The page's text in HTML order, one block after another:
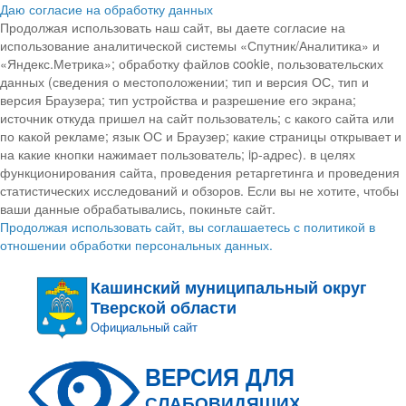
Даю согласие на обработку данных
Продолжая использовать наш сайт, вы даете согласие на
использование аналитической системы «Спутник/Аналитика» и
«Яндекс.Метрика»; обработку файлов cookie, пользовательских
данных (сведения о местоположении; тип и версия ОС, тип и
версия Браузера; тип устройства и разрешение его экрана;
источник откуда пришел на сайт пользователь; с какого сайта или
по какой рекламе; язык ОС и Браузер; какие страницы открывает и
на какие кнопки нажимает пользователь; ip-адрес). в целях
функционирования сайта, проведения ретаргетинга и проведения
статистических исследований и обзоров. Если вы не хотите, чтобы
ваши данные обрабатывались, покиньте сайт.
Продолжая использовать сайт, вы соглашаетесь с политикой в
отношении обработки персональных данных.